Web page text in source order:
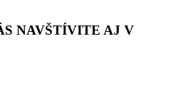
NAVŠTÍVITE AJ V